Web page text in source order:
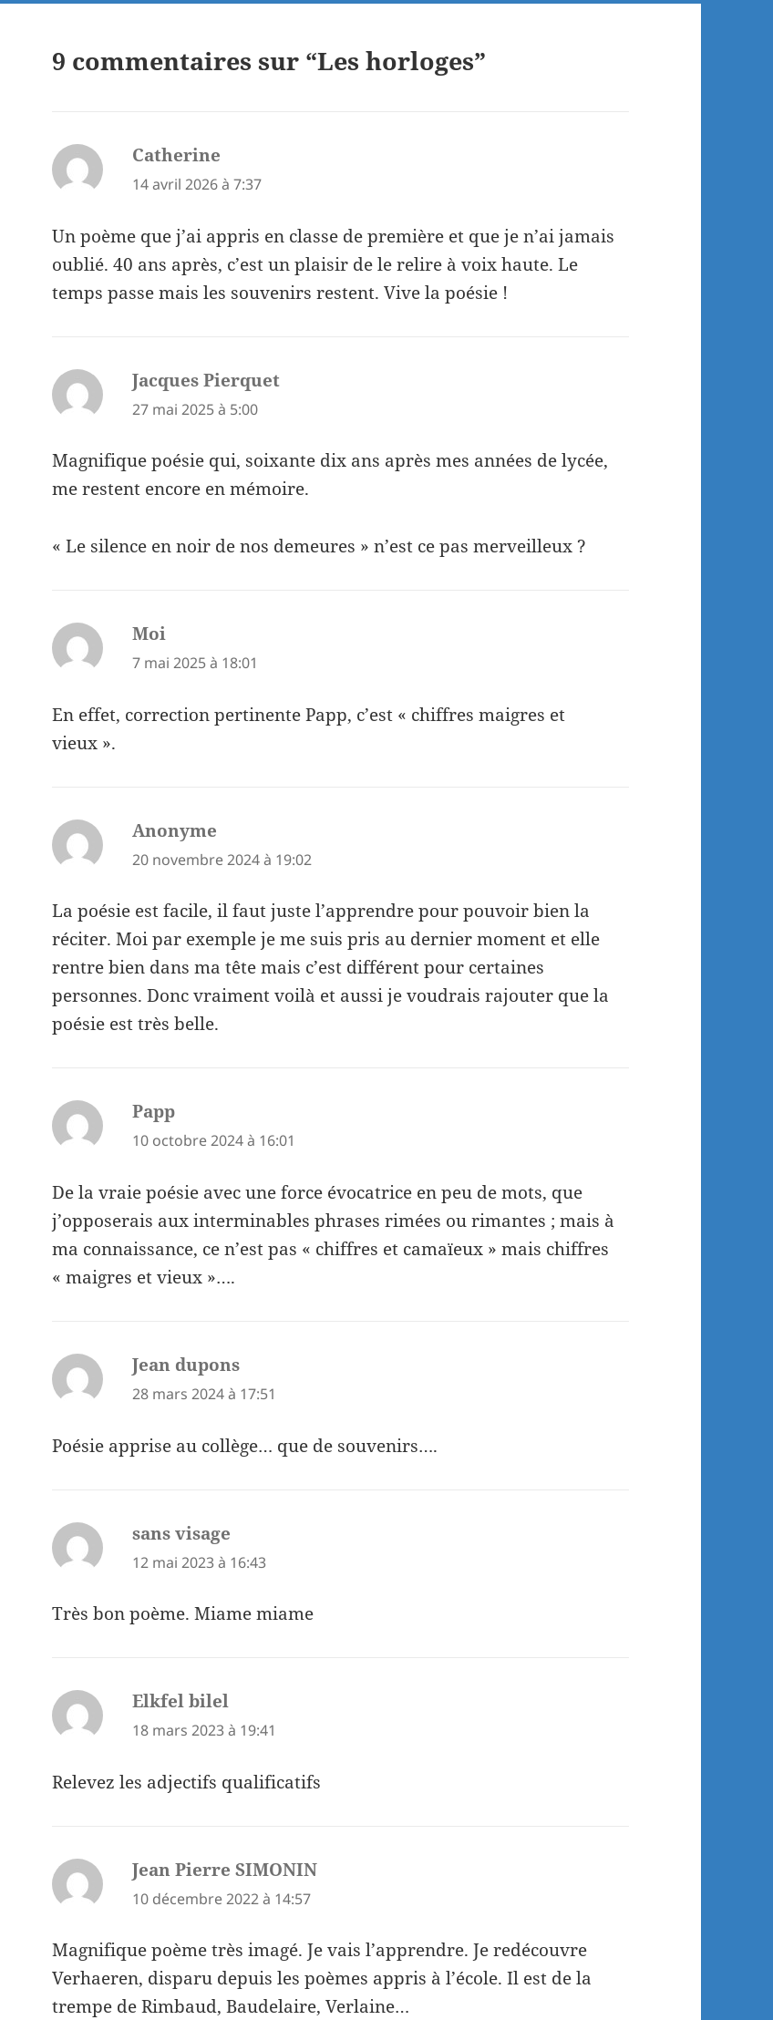
9 commentaires sur “Les horloges”
Catherine
14 avril 2026 à 7:37
Un poème que j’ai appris en classe de première et que je n’ai jamais
oublié. 40 ans après, c’est un plaisir de le relire à voix haute. Le
temps passe mais les souvenirs restent. Vive la poésie !
Jacques Pierquet
27 mai 2025 à 5:00
Magnifique poésie qui, soixante dix ans après mes années de lycée,
me restent encore en mémoire.
« Le silence en noir de nos demeures » n’est ce pas merveilleux ?
Moi
7 mai 2025 à 18:01
En effet, correction pertinente Papp, c’est « chiffres maigres et
vieux ».
Anonyme
20 novembre 2024 à 19:02
La poésie est facile, il faut juste l’apprendre pour pouvoir bien la
réciter. Moi par exemple je me suis pris au dernier moment et elle
rentre bien dans ma tête mais c’est différent pour certaines
personnes. Donc vraiment voilà et aussi je voudrais rajouter que la
poésie est très belle.
Papp
10 octobre 2024 à 16:01
De la vraie poésie avec une force évocatrice en peu de mots, que
j’opposerais aux interminables phrases rimées ou rimantes ; mais à
ma connaissance, ce n’est pas « chiffres et camaïeux » mais chiffres
« maigres et vieux »….
Jean dupons
28 mars 2024 à 17:51
Poésie apprise au collège… que de souvenirs….
sans visage
12 mai 2023 à 16:43
Très bon poème. Miame miame
Elkfel bilel
18 mars 2023 à 19:41
Relevez les adjectifs qualificatifs
Jean Pierre SIMONIN
10 décembre 2022 à 14:57
Magnifique poème très imagé. Je vais l’apprendre. Je redécouvre
Verhaeren, disparu depuis les poèmes appris à l’école. Il est de la
trempe de Rimbaud, Baudelaire, Verlaine…